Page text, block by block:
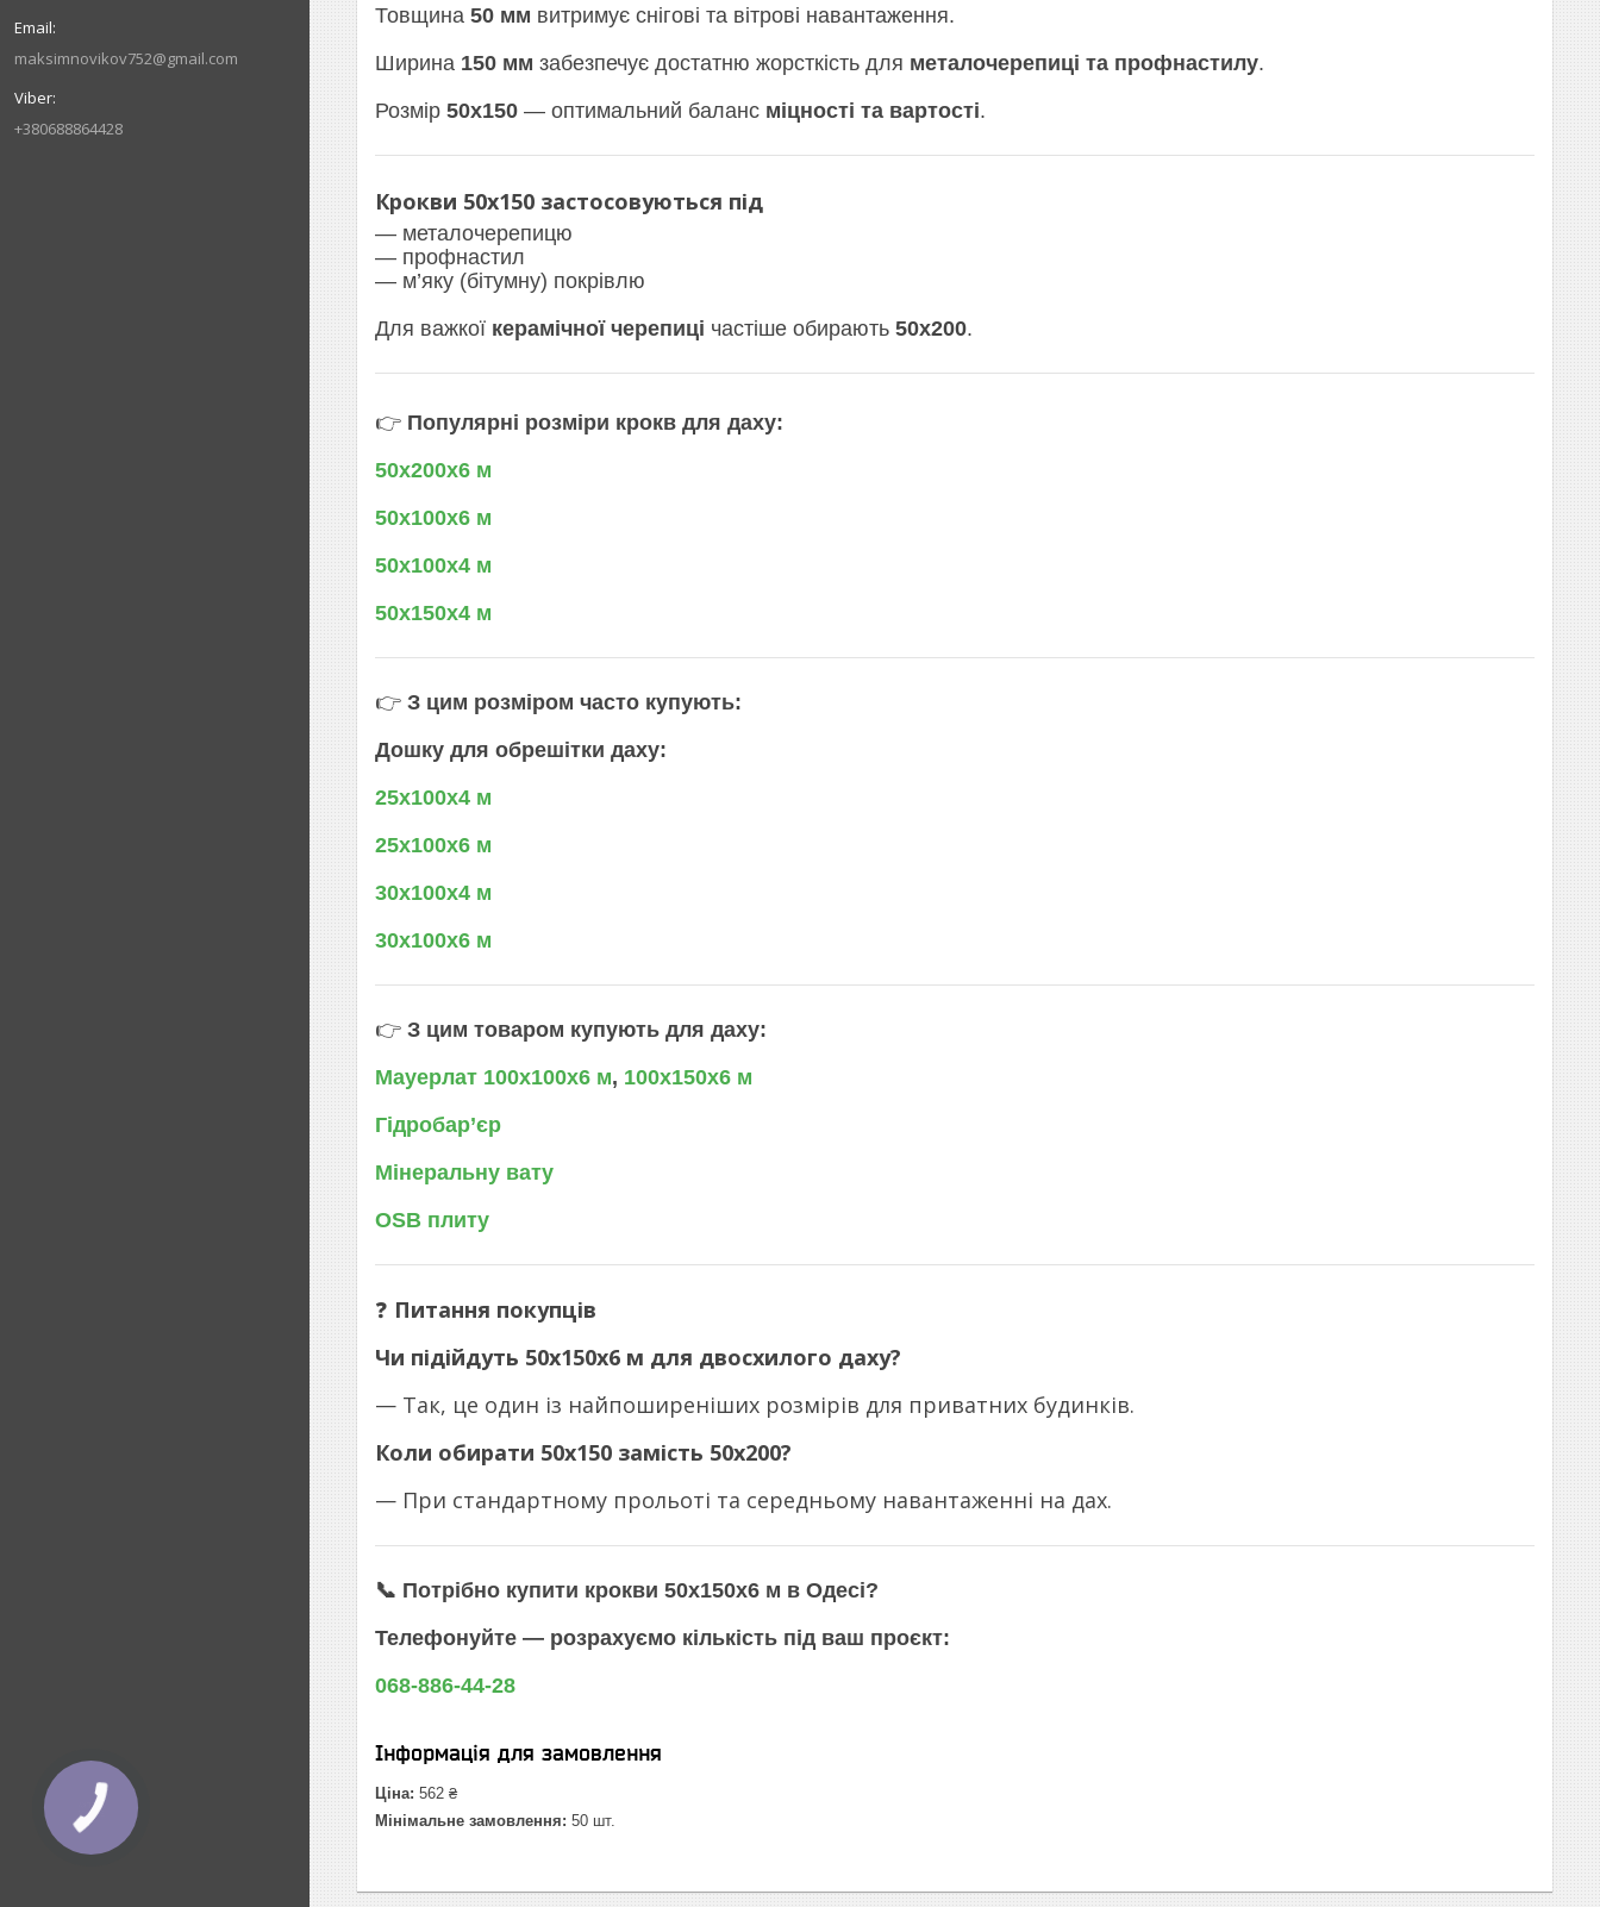
maksimnovikov752@gmail.com
+380688864428
Товщина 50 мм витримує снігові та вітрові навантаження.
Ширина 150 мм забезпечує достатню жорсткість для металочерепиці та профнастилу.
Розмір 50х150 — оптимальний баланс міцності та вартості.
Крокви 50х150 застосовуються під
— металочерепицю
— профнастил
— м’яку (бітумну) покрівлю
Для важкої керамічної черепиці частіше обирають 50х200.
👉 Популярні розміри крокв для даху:
50х200х6 м
50х100х6 м
50х100х4 м
50х150х4 м
👉 З цим розміром часто купують:
Дошку для обрешітки даху:
25х100х4 м
25х100х6 м
30х100х4 м
30х100х6 м
👉 З цим товаром купують для даху:
Мауерлат 100х100х6 м, 100х150х6 м
Гідробар’єр
Мінеральну вату
OSB плиту
❓ Питання покупців
Чи підійдуть 50х150х6 м для двосхилого даху?
— Так, це один із найпоширеніших розмірів для приватних будинків.
Коли обирати 50х150 замість 50х200?
— При стандартному прольоті та середньому навантаженні на дах.
📞 Потрібно купити крокви 50х150х6 м в Одесі?
Телефонуйте — розрахуємо кількість під ваш проєкт:
068-886-44-28
Інформація для замовлення
Ціна: 562 ₴
Мінімальне замовлення: 50 шт.